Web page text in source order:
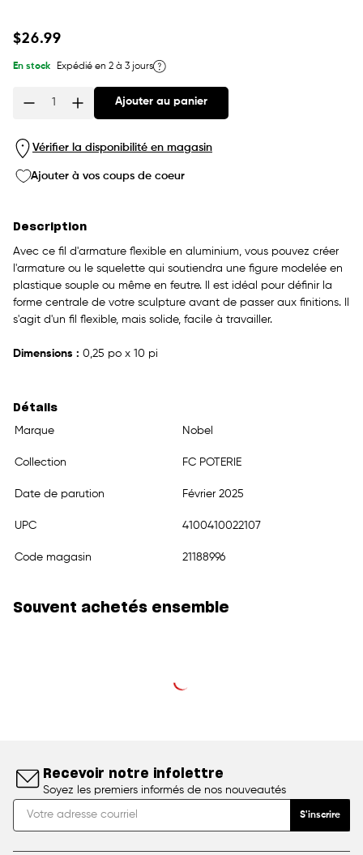
Prix
$26.99
En stock Expédié en 2 à 3 jours
Ajouter au panier
Vérifier la disponibilité en magasin
Ajouter à vos coups de coeur
Description
Avec ce fil d'armature flexible en aluminium, vous pouvez créer
l'armature ou le squelette qui soutiendra une figure modelée en
plastique souple ou même en feutre. Il est idéal pour définir la
forme centrale de votre sculpture avant de passer aux finitions. Il
s'agit d'un fil flexible, mais solide, facile à travailler.
Dimensions : 0,25 po x 10 pi
Détails
Marque
Nobel
Collection FC POTERIE
Date de parution Février 2025
UPC 4100410022107
Code magasin 21188996
Souvent achetés ensemble
Recevoir notre infolettre
Soyez les premiers informés de nos nouveautés
S'inscrire